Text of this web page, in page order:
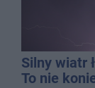
Silny wiatr
To nie